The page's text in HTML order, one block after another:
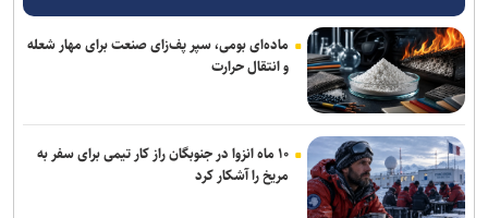
اسپیکر هوشمند اوپن‌ای‌آی قیمتی بین ۳۰۰ تا ۴۰۰ دلار خواهد داشت
نوآوری دانش‌بنیان ایرانی، معادله نصب لوله‌های پلی‌اتیلن در دریا را تغییر
داد
برای محافظت از قلب واقعا به چه میزان ورزش نیاز دارید
ماده‌ای بومی، سپر پف‌زای صنعت برای مهار شعله
و انتقال حرارت
۱۰ ماه انزوا در جنوبگان راز کار تیمی برای سفر به
مریخ را آشکار کرد